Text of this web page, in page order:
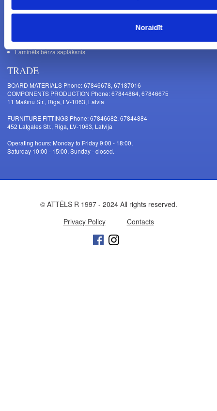
Noraidīt
NEWS
Uzmanību! Darba laika izmaiņas no 2026.gada 1. septembra
Laminēts bērza saplāksnis
TRADE
BOARD MATERIALS Phone: 67846678, 67187016
COMPONENTS PRODUCTION Phone: 67844864, 67846675
11 Mašīnu Str., Riga, LV-1063, Latvia
FURNITURE FITTINGS Phone: 67846682, 67844884
452 Latgales Str., Riga, LV-1063, Latvija
Operating hours: Monday to Friday 9:00 - 18:00,
Saturday 10:00 - 15:00, Sunday - closed.
© ATTĒLS R 1997 - 2024 All rights reserved.
Privacy Policy
Contacts